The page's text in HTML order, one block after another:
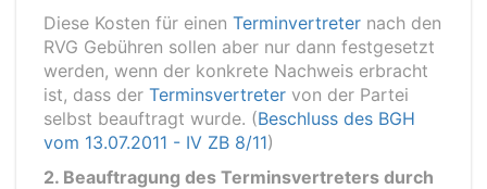
Diese Kosten für einen Terminvertreter nach den
RVG Gebühren sollen aber nur dann festgesetzt
werden, wenn der konkrete Nachweis erbracht
ist, dass der Terminsvertreter von der Partei
selbst beauftragt wurde. (Beschluss des BGH
vom 13.07.2011 - IV ZB 8/11)
2. Beauftragung des Terminsvertreters durch